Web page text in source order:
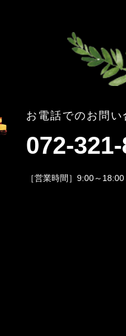
お電話でのお問い
072-
［営業時間］9:00～